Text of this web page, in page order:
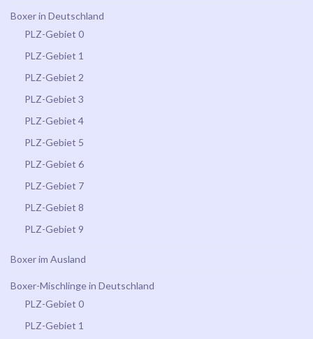
Boxer in Deutschland
PLZ-Gebiet 0
PLZ-Gebiet 1
PLZ-Gebiet 2
PLZ-Gebiet 3
PLZ-Gebiet 4
PLZ-Gebiet 5
PLZ-Gebiet 6
PLZ-Gebiet 7
PLZ-Gebiet 8
PLZ-Gebiet 9
Boxer im Ausland
Boxer-Mischlinge in Deutschland
PLZ-Gebiet 0
PLZ-Gebiet 1